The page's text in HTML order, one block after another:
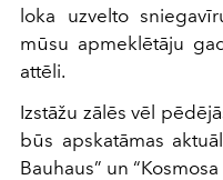
loka uzvelto
mūsu apmeklētāju
attēli.
Izstāžu zālēs vēl
būs apskatāmas
Bauhaus” un